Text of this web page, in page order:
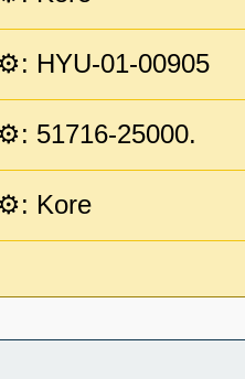
⚙️: HYU-01-00905
⚙️: 51716-25000.
⚙️: Kore